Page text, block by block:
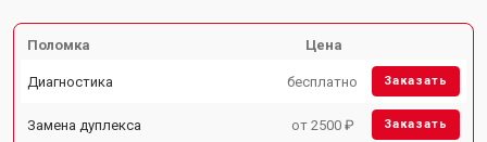
Поломка Цена
Диагностика бесплатно Заказать
Замена дуплекса от 2500 ₽ Заказать